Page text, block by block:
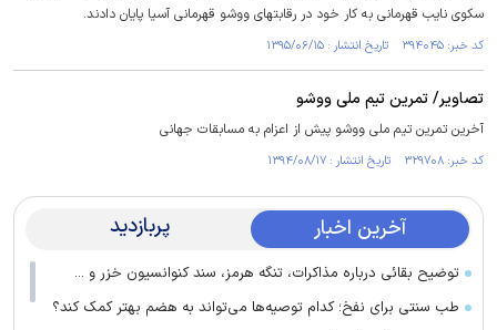
سکوی نایب قهرمانی به کار خود در رقابتهای ووشو قهرمانی آسیا پایان دادند.
کد خبر: ۳۹۴۰۴۵ تاریخ انتشار : ۱۳۹۵/۰۶/۱۵
تصاویر/ تمرین تیم ملی ووشو
آخرین تمرین تیم ملی ووشو پیش از اعزام به مسابقات جهانی
کد خبر: ۳۲۹۷۰۸ تاریخ انتشار : ۱۳۹۴/۰۸/۱۷
آخرین اخبار پربازدید
توضیح بقائی درباره مذاکرات، تنگه هرمز، سند کنوانسیون خزر و ...
طب سنتی برای نفخ؛ کدام توصیه‌ها می‌تواند به هضم بهتر کمک کند؟